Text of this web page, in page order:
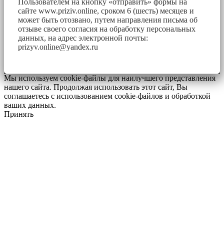
Пользователем на кнопку «отправить» формы на
сайте www.priziv.online, сроком 6 (шесть) месяцев и
может быть отозвано, путем направления письма об
отзыве своего согласия на обработку персональных
данных, на адрес электронной почты:
prizyv.online@yandex.ru
Мы используем cookie-файлы для наилучшего представления
нашего сайта. Продолжая использовать этот сайт, Вы
соглашаетесь с использованием cookie-файлов и обработкой
ваших данных.
Принять